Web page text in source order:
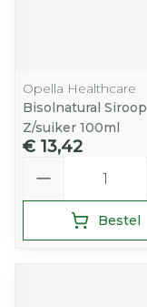
Opella Healthcare
Bisolnatural Siroop
Z/suiker 100ml
€ 13,42
Bestel